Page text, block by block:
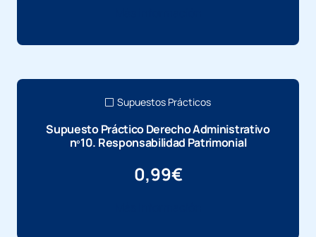
Supuestos Prácticos
Supuesto Práctico Derecho Administrativo
nº10. Responsabilidad Patrimonial
0,99€